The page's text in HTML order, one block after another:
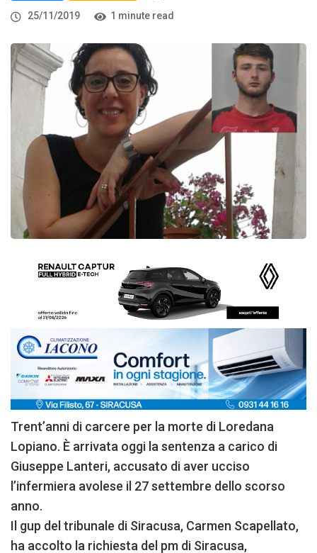
25/11/2019
1 minute read
Trent’anni di carcere per la morte di Loredana
Lopiano. È arrivata oggi la sentenza a carico di
Giuseppe Lanteri, accusato di aver ucciso
l’infermiera avolese il 27 settembre dello scorso
anno.
Il gup del tribunale di Siracusa, Carmen Scapellato,
ha accolto la richiesta del pm di Siracusa,